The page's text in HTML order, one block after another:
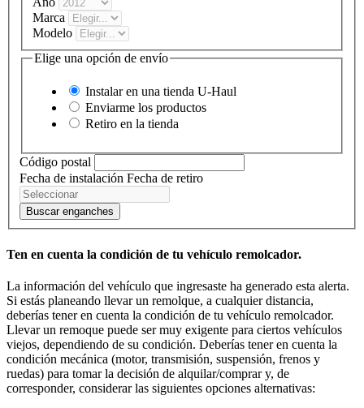
Marca
Modelo
Elige una opción de envío
Instalar en una tienda U-Haul
Enviarme los productos
Retiro en la tienda
Código postal
Fecha de instalación Fecha de retiro
Buscar enganches
Ten en cuenta la condición de tu vehículo remolcador.
La información del vehículo que ingresaste ha generado esta alerta.
Si estás planeando llevar un remolque, a cualquier distancia,
deberías tener en cuenta la condición de tu vehículo remolcador.
Llevar un remoque puede ser muy exigente para ciertos vehículos
viejos, dependiendo de su condición. Deberías tener en cuenta la
condición mecánica (motor, transmisión, suspensión, frenos y
ruedas) para tomar la decisión de alquilar/comprar y, de
corresponder, considerar las siguientes opciones alternativas: